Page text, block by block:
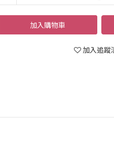
加入購物車
加入追蹤